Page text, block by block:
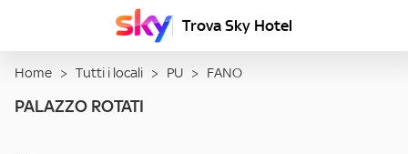
Trova Sky Hotel
Home > Tutti i locali > PU > FANO
PALAZZO ROTATI